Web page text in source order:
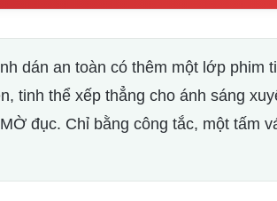
dán an toàn có thêm một lớp phim
tinh thể xếp thẳng cho ánh sáng
đục. Chỉ bằng công tắc, một tấm